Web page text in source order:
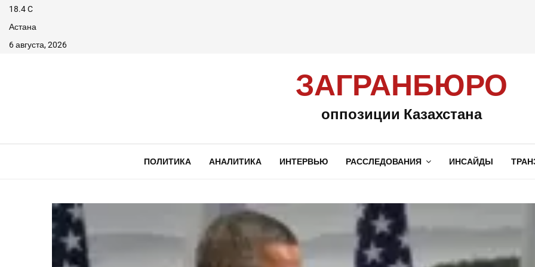
18.4C
Астана
6 августа, 2026
ЗАГРАНБЮРО
оппозиции Казахстана
ПОЛИТИКА АНАЛИТИКА ИНТЕРВЬЮ РАССЛЕДОВАНИЯ ИНСАЙДЫ